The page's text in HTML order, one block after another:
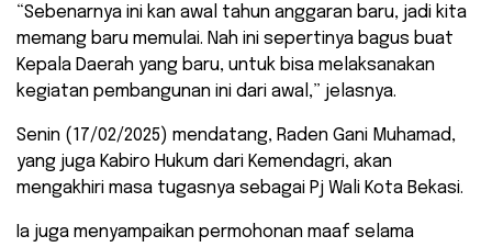
“Sebenarnya ini kan awal tahun anggaran baru, jadi kita
memang baru memulai. Nah ini sepertinya bagus buat
Kepala Daerah yang baru, untuk bisa melaksanakan
kegiatan pembangunan ini dari awal,” jelasnya.
Senin (17/02/2025) mendatang, Raden Gani Muhamad,
yang juga Kabiro Hukum dari Kemendagri, akan
mengakhiri masa tugasnya sebagai Pj Wali Kota Bekasi.
Ia juga menyampaikan permohonan maaf selama